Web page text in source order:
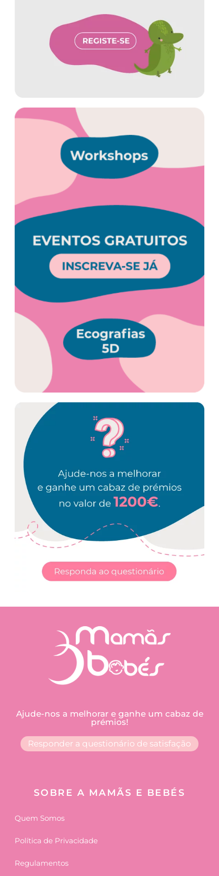
Ajude-nos a melhorar e ganhe um cabaz de
prémios!
Responder a questionário de satisfação
SOBRE A MAMÃS E BEBÉS
Quem Somos
Política de Privacidade
Regulamentos